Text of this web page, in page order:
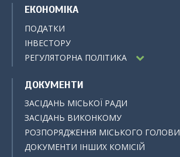
ЕКОНОМІКА
ПОДАТКИ
ІНВЕСТОРУ
РЕГУЛЯТОРНА ПОЛІТИКА
ДОКУМЕНТИ
ЗАСІДАНЬ МІСЬКОЇ РАДИ
ЗАСІДАНЬ ВИКОНКОМУ
РОЗПОРЯДЖЕННЯ МІСЬКОГО ГОЛОВИ
ДОКУМЕНТИ ІНШИХ КОМІСІЙ